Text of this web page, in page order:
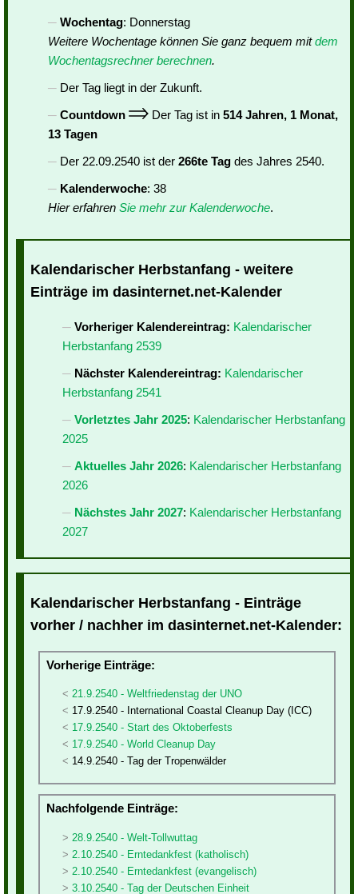
Wochentag: Donnerstag
Weitere Wochentage können Sie ganz bequem mitdem
Wochentagsrechner berechnen.
Der Tag liegt in der Zukunft.
Countdown
Der Tag ist in 514 Jahren, 1 Monat,
13 Tagen
Der 22.09.2540 ist der 266te Tag des Jahres 2540.
Kalenderwoche: 38
Hier erfahren Sie mehr zur Kalenderwoche.
Kalendarischer Herbstanfang - weitere
Einträge im dasinternet.net-Kalender
Vorheriger Kalendereintrag: Kalendarischer
Herbstanfang 2539
Nächster Kalendereintrag: Kalendarischer
Herbstanfang 2541
Vorletztes Jahr 2025: Kalendarischer Herbstanfang
2025
Aktuelles Jahr 2026: Kalendarischer Herbstanfang
2026
Nächstes Jahr 2027: Kalendarischer Herbstanfang
2027
Kalendarischer Herbstanfang - Einträge
vorher / nachher im dasinternet.net-Kalender:
Vorherige Einträge:
21.9.2540 - Weltfriedenstag der UNO
17.9.2540 - International Coastal Cleanup Day (ICC)
17.9.2540 - Start des Oktoberfests
17.9.2540 - World Cleanup Day
14.9.2540 - Tag der Tropenwälder
Nachfolgende Einträge:
28.9.2540 - Welt-Tollwuttag
2.10.2540 - Erntedankfest (katholisch)
2.10.2540 - Erntedankfest (evangelisch)
3.10.2540 - Tag der Deutschen Einheit